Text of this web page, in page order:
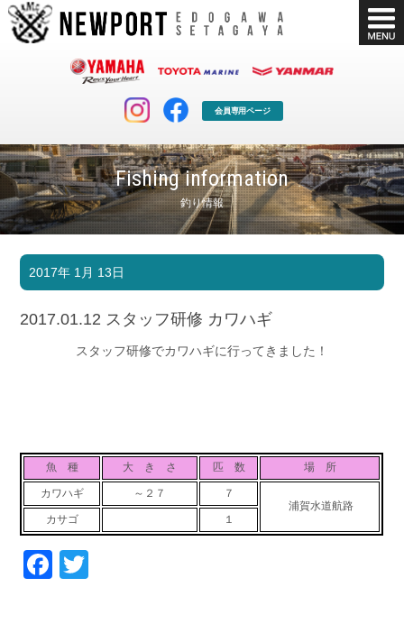
会員専用ページ
Fishing information
釣り情報
マリンクラブ
マリンライフを堪能したい！
ボート販売
ボート免許
長年の実績と信頼！
シースタイル
採用情報 リンク集
2017年 1月 13日
2017.01.12 スタッフ研修 カワハギ
スタッフ研修でカワハギに行ってきました！
魚 種 大 き さ 匹 数 場 所
カワハギ ～２７
７
浦賀水道航路
カサゴ
１
Facebook